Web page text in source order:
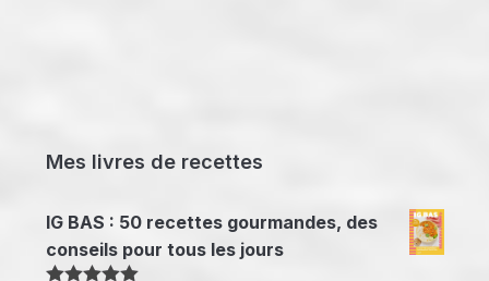
Mes livres de recettes
IG BAS : 50 recettes gourmandes, des
conseils pour tous les jours